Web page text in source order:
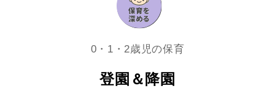
0・1・2歳児の保育
登園＆降園